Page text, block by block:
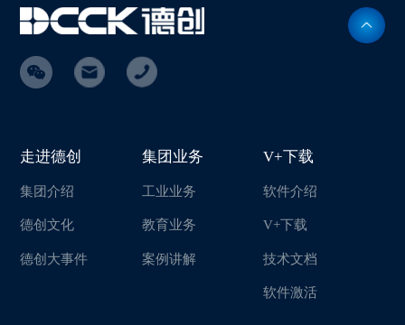
走进德创
集团介绍
德创文化
德创大事件
集团业务
工业业务
教育业务
案例讲解
V+下载
软件介绍
V+下载
技术文档
软件激活